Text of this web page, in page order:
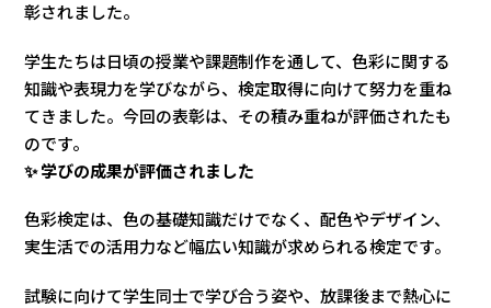
彰されました。
学生たちは日頃の授業や課題制作を通して、色彩に関する
知識や表現力を学びながら、検定取得に向けて努力を重ね
てきました。今回の表彰は、その積み重ねが評価されたも
のです。
✨ 学びの成果が評価されました
色彩検定は、色の基礎知識だけでなく、配色やデザイン、
実生活での活用力など幅広い知識が求められる検定です。
試験に向けて学生同士で学び合う姿や、放課後まで熱心に